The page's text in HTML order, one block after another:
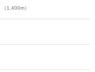
（1,400m）